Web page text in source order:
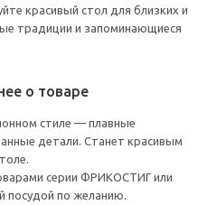
красивый стол для близких и
традиции и запоминающиеся
о товаре
стиле — плавные
детали. Станет красивым
серии ФРИКОСТИГ или
посудой по желанию.